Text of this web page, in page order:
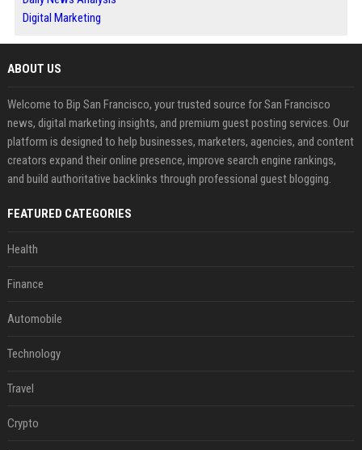
Digital Marketing
ABOUT US
Welcome to Bip San Francisco, your trusted source for San Francisco
news, digital marketing insights, and premium guest posting services. Our
platform is designed to help businesses, marketers, agencies, and content
creators expand their online presence, improve search engine rankings,
and build authoritative backlinks through professional guest blogging.
FEATURED CATEGORIES
Health
Finance
Automobile
Technology
Travel
Crypto